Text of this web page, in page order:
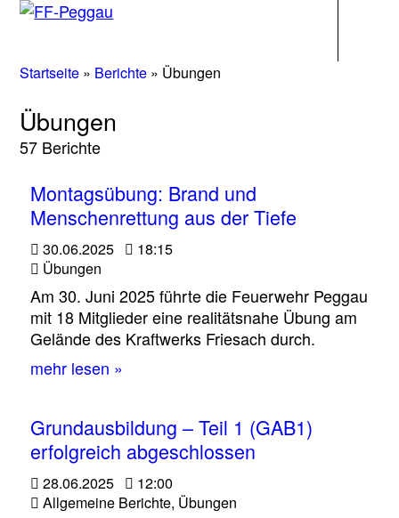
Startseite » Berichte » Übungen
Übungen
57 Berichte
Montagsübung: Brand und
Menschenrettung aus der Tiefe
30.06.2025
18:15
Übungen
Am 30. Juni 2025 führte die Feuerwehr Peggau
mit 18 Mitglieder eine realitätsnahe Übung am
Gelände des Kraftwerks Friesach durch.
mehr lesen »
Grundausbildung – Teil 1 (GAB1)
erfolgreich abgeschlossen
28.06.2025
12:00
Allgemeine Berichte, Übungen